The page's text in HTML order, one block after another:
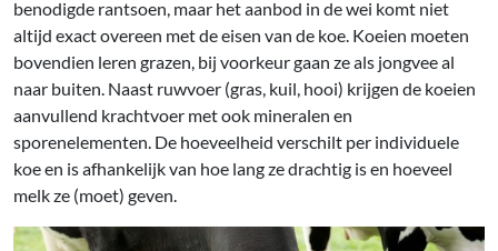
benodigde rantsoen, maar het aanbod in de wei komt niet
altijd exact overeen met de eisen van de koe. Koeien moeten
bovendien leren grazen, bij voorkeur gaan ze als jongvee al
naar buiten. Naast ruwvoer (gras, kuil, hooi) krijgen de koeien
aanvullend krachtvoer met ook mineralen en
sporenelementen. De hoeveelheid verschilt per individuele
koe en is afhankelijk van hoe lang ze drachtig is en hoeveel
melk ze (moet) geven.